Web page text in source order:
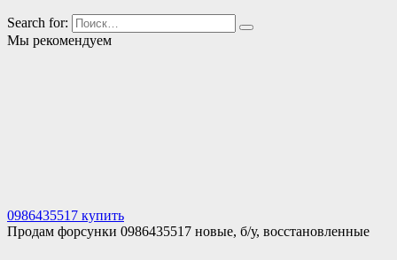
Search for:
Мы рекомендуем
0986435517 купить
Продам форсунки 0986435517 новые, б/у, восстановленные